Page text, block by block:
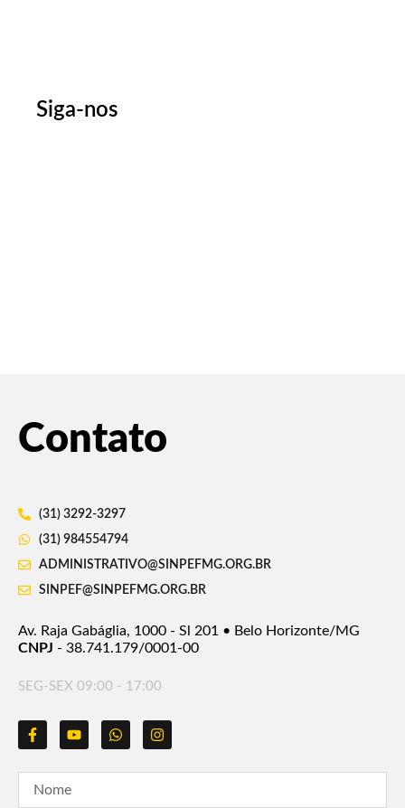
Siga-nos
Contato
(31) 3292-3297
(31) 984554794
ADMINISTRATIVO@SINPEFMG.ORG.BR
SINPEF@SINPEFMG.ORG.BR
Av. Raja Gabáglia, 1000 - Sl 201 • Belo Horizonte/MG
CNPJ - 38.741.179/0001-00
SEG-SEX 09:00 - 17:00